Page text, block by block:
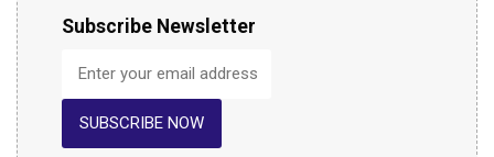
Subscribe Newsletter
SUBSCRIBE NOW